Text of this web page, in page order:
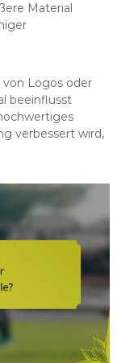
Material
Logos oder
beeinflusst
verbessert wird,